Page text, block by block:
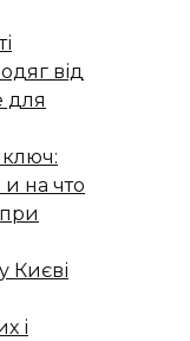
від
для
и на что
Києві
і